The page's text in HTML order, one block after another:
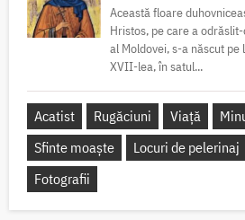
Această floare
Hristos, pe care a
al Moldovei, s-a născut
XVII-lea, în satul...
Acatist Rugăciuni Viață
Sfinte moaște
Locuri de pelerinaj
Fotografii